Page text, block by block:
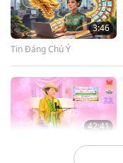
3:46
Tin Đáng Chú Ý
42:41